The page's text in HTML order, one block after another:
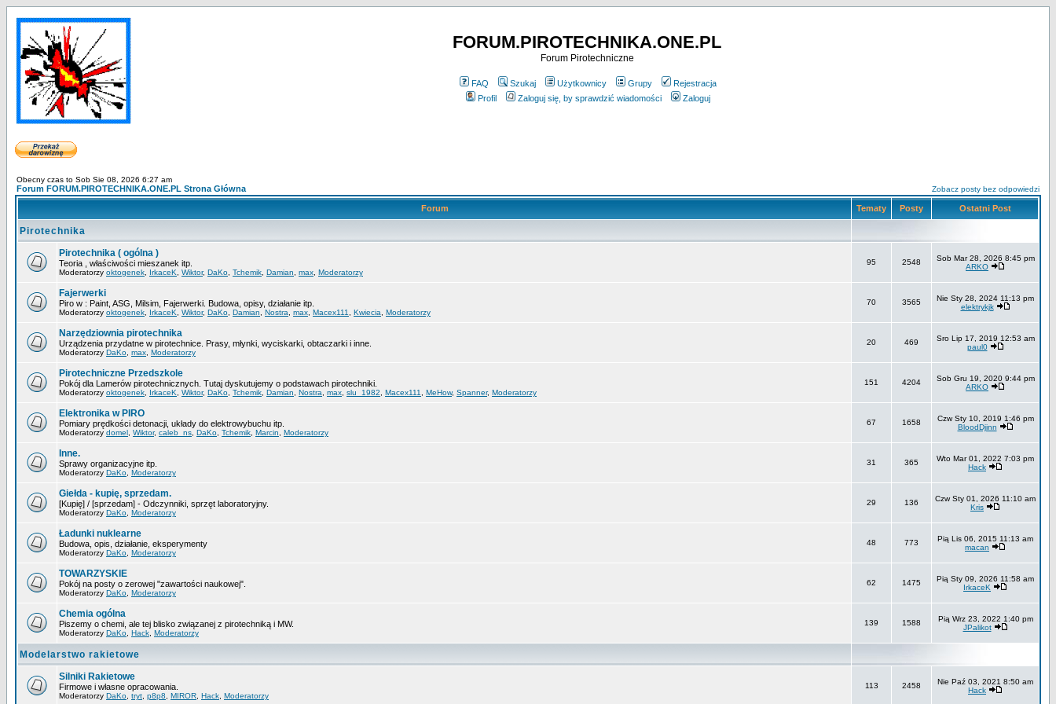
FORUM.PIROTECHNIKA.ONE.PL
Forum Pirotechniczne
FAQ Szukaj Użytkownicy Grupy
Rejestracja
Profil
Zaloguj się, by sprawdzić wiadomości Zaloguj
Obecny czas to Sob Sie 08, 2026 6:27 am
Forum FORUM.PIROTECHNIKA.ONE.PL Strona Główna Zobacz posty bez odpowiedzi
Forum Tematy Posty Ostatni Post
Pirotechnika
Pirotechnika ( ogólna )
Teoria , właściwości mieszanek itp.
Moderatorzy oktogenek IrkaceK Wiktor, DaKo Tchemik Damian max Moderatorzy
95 2548
Sob Mar 28, 2026 8:45 pm
ARKO
Fajerwerki
Piro w : Paint, ASG, Milsim, Fajerwerki. Budowa, opisy, działanie itp.
Moderatorzy oktogenek IrkaceK Wiktor, DaKo Damian Nostra max Macex111 Kwiecia Moderatorzy
70 3565
Nie Sty 28, 2024 11:13 pm
elektrykjk
Narzędziownia pirotechnika
Urządzenia przydatne w pirotechnice. Prasy, młynki, wyciskarki, obtaczarki i inne.
Moderatorzy DaKo max Moderatorzy
20 469
Sro Lip 17, 2019 12:53 am
paul0
Pirotechniczne Przedszkole
Pokój dla Lamerów pirotechnicznych. Tutaj dyskutujemy o podstawach pirotechniki.
Moderatorzy oktogenek IrkaceK Wiktor, DaKo Tchemik Damian Nostra max slu_1982 Macex111 MeHow, Spanner, Moderatorzy
151 4204
Sob Gru 19, 2020 9:44 pm
ARKO
Elektronika w PIRO
Pomiary prędkości detonacji, układy do elektrowybuchu itp.
Moderatorzy domel Wiktor, caleb_ns DaKo Tchemik Marcin Moderatorzy
67 1658
Czw Sty 10, 2019 1:46 pm
BloodDjinn
Inne.
Sprawy organizacyjne itp.
Moderatorzy DaKo Moderatorzy
31 365
Wto Mar 01, 2022 7:03 pm
Hack
Giełda - kupię, sprzedam.
[Kupię] / [sprzedam] - Odczynniki, sprzęt laboratoryjny.
Moderatorzy DaKo Moderatorzy
29 136
Czw Sty 01, 2026 11:10 am
Kris
Ładunki nuklearne
Budowa, opis, działanie, eksperymenty
Moderatorzy DaKo Moderatorzy
48 773
Pią Lis 06, 2015 11:13 am
macan
TOWARZYSKIE
Pokój na posty o zerowej "zawartości naukowej".
Moderatorzy DaKo Moderatorzy
62 1475
Pią Sty 09, 2026 11:58 am
IrkaceK
Chemia ogólna
Piszemy o chemi, ale tej blisko związanej z pirotechniką i MW.
Moderatorzy DaKo Hack Moderatorzy
139 1588
Pią Wrz 23, 2022 1:40 pm
JPalikot
Modelarstwo rakietowe
Silniki Rakietowe
Firmowe i własne opracowania.
Moderatorzy DaKo tryt p8p8 MIROR Hack Moderatorzy
113 2458
Nie Paź 03, 2021 8:50 am
Hack